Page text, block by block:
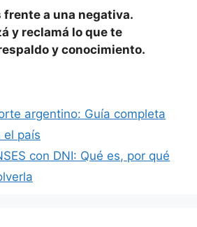
frente a una negativa.
y reclamá lo que te
y conocimiento.
argentino: Guía completa
el país
con DNI: Qué es, por qué